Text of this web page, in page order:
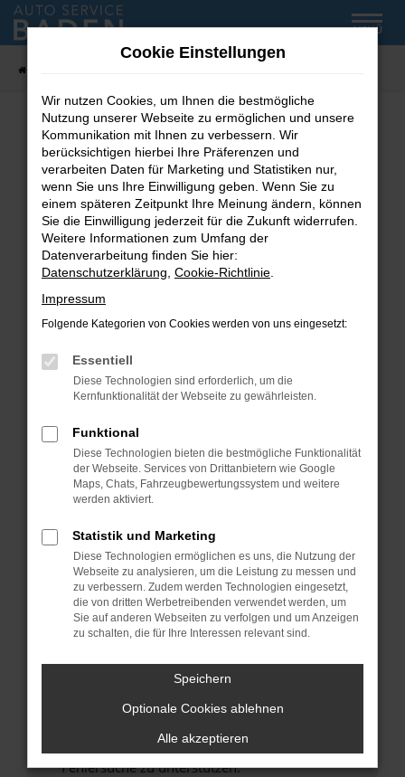
Zum
Hauptinhalt
MENÜ
Fehler: Network Error
Beim Laden ist ein Fehler aufgetreten.
Hier sind ein paar Tipps, die dir helfen können:
Überprüfe deine Firewall und deine
Internetverbindung.
Laden andere Webseiten, zum Beispiel deine
Suchmaschine?
Prüfe deine Browsererweiterungen.
können das Laden bestimmter Seiten
verhindern. Funktioniert die Seite in einem
Fenster?
Starte dein Gerät neu.
Das kann manchmal helfen, vorübergehende
Probleme zu beheben.
Betriebssystem auf dem neuesten Stand
sind.
Veraltete Software birgt nicht nur ein
Sicherheitsrisiko, sondern kann auch dazu
führen, dass bestimmte Funktionen nicht mehr
unterstützt werden.
Wende dich an den Webseitenbetreiber.
Wenn du alle oben genannten Schritte versucht
hast, kontaktiere uns bitte. Wir werden
uns diesen Text schicken, um uns bei der
Fehlersuche zu unterstützen:
Cookie Einstellungen
Wir nutzen Cookies, um Ihnen die bestmögliche
Nutzung unserer Webseite zu ermöglichen und unsere
Kommunikation mit Ihnen zu verbessern. Wir
berücksichtigen hierbei Ihre Präferenzen und
verarbeiten Daten für Marketing und Statistiken nur,
wenn Sie uns Ihre Einwilligung geben. Wenn Sie zu
einem späteren Zeitpunkt Ihre Meinung ändern, können
Sie die Einwilligung jederzeit für die Zukunft widerrufen.
Weitere Informationen zum Umfang der
Datenverarbeitung finden Sie hier:
Datenschutzerklärung Cookie-Richtlinie
Impressum
Folgende Kategorien von Cookies werden von uns eingesetzt:
Essentiell
Diese Technologien sind erforderlich, um die
Kernfunktionalität der Webseite zu gewährleisten.
Funktional
Diese Technologien bieten die bestmögliche Funktionalität
der Webseite. Services von Drittanbietern wie Google
Maps, Chats, Fahrzeugbewertungssystem und weitere
werden aktiviert.
Statistik und Marketing
Diese Technologien ermöglichen es uns, die Nutzung der
Webseite zu analysieren, um die Leistung zu messen und
zu verbessern. Zudem werden Technologien eingesetzt,
die von dritten Werbetreibenden verwendet werden, um
Sie auf anderen Webseiten zu verfolgen und um Anzeigen
zu schalten, die für Ihre Interessen relevant sind.
Speichern
Optionale Cookies ablehnen
Alle akzeptieren